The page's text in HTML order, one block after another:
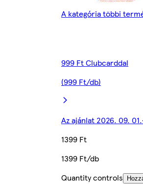
A kategória többi
999 Ft Clubcarddal
(999 Ft/db)
Az ajánlat 2026. 09.
1399 Ft
1399 Ft/db
Quantity controls